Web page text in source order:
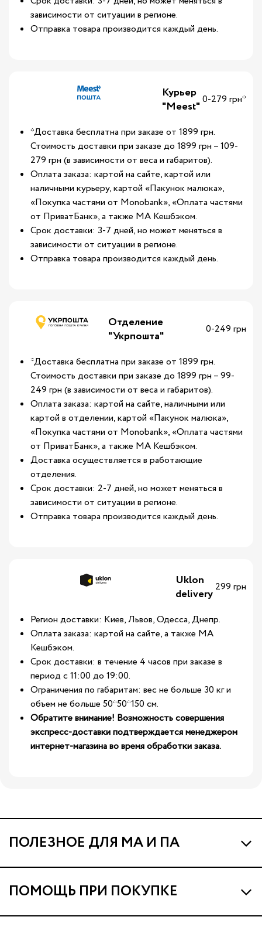
зависимости от ситуации в регионе.
Отправка товара производится каждый день.
Курьер
"Meest"0-279 грн*
*Доставка бесплатна при заказе от 1899 грн.
Стоимость доставки при заказе до 1899 грн – 109-
279 грн (в зависимости от веса и габаритов).
Оплата заказа: картой на сайте, картой или
наличными курьеру, картой «Пакунок малюка»,
«Покупка частями от Monobank», «Оплата частями
от ПриватБанк», а также МА Кешбэком.
Срок доставки: 3-7 дней, но может меняться в
зависимости от ситуации в регионе.
Отправка товара производится каждый день.
Отделение
"Укрпошта"
0-249 грн
*Доставка бесплатна при заказе от 1899 грн.
Стоимость доставки при заказе до 1899 грн – 99-
249 грн (в зависимости от веса и габаритов).
Оплата заказа: картой на сайте, наличными или
картой в отделении, картой «Пакунок малюка»,
«Покупка частями от Monobank», «Оплата частями
от ПриватБанк», а также МА Кешбэком.
Доставка осуществляется в работающие
отделения.
Срок доставки: 2-7 дней, но может меняться в
зависимости от ситуации в регионе.
Отправка товара производится каждый день.
Uklon
delivery 299 грн
Регион доставки: Киев, Львов, Одесса, Днепр.
Оплата заказа: картой на сайте, а также МА
Кешбэком.
Срок доставки: в течение 4 часов при заказе в
период с 11:00 до 19:00.
Ограничения по габаритам: вес не больше 30 кг и
объем не больше 50*50*150 см.
Обратите внимание! Возможность совершения
экспресс-доставки подтверждается менеджером
интернет-магазина во время обработки заказа.
ПОЛЕЗНОЕ ДЛЯ МА И ПА
Про МА и Маминых Ассистентов
Программа Ма Кешбэк
Ма Клуб
ПОМОЩЬ ПРИ ПОКУПКЕ
Наши магазины